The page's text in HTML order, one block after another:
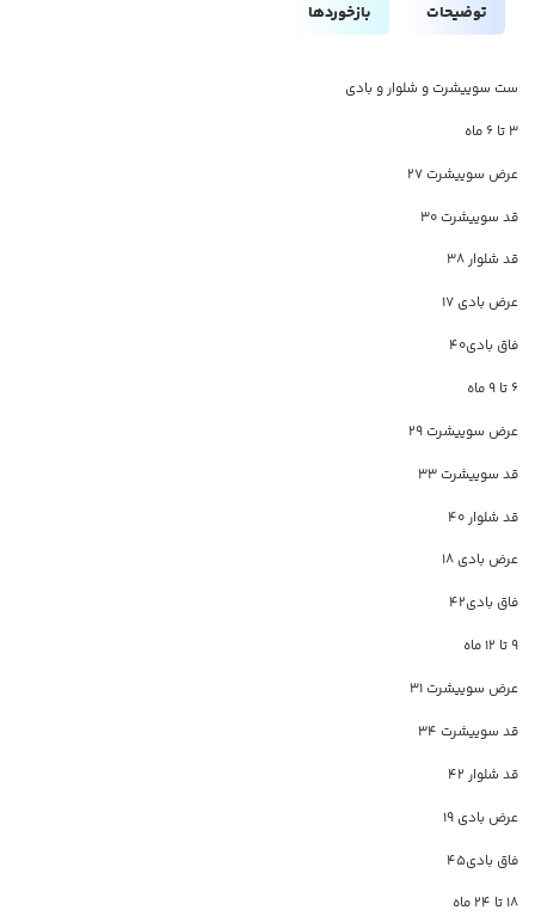
توضیحات بازخوردها
ست سوییشرت و شلوار و بادی
۳ تا ۶ ماه
عرض سوییشرت ۲۷
قد سوییشرت ۳۰
قد شلوار ۳۸
عرض بادی ۱۷
فاق بادی۴۰
۶ تا ۹ ماه
عرض سوییشرت ۲۹
قد سوییشرت ۳۳
قد شلوار ۴۰
عرض بادی ۱۸
فاق بادی۴۲
۹ تا ۱۲ ماه
عرض سوییشرت ۳۱
قد سوییشرت ۳۴
قد شلوار ۴۲
عرض بادی ۱۹
فاق بادی۴۵
۱۸ تا ۲۴ ماه